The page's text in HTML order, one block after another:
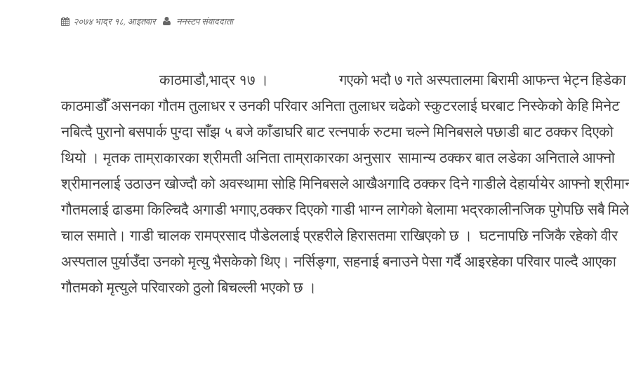
२०७४ भाद्र १८, आइतवार ननस्टप संवाददाता
काठमाडौ,भाद्र १७ । गएको भदौ ७ गते अस्पतालमा बिरामी आफन्त भेट्न हिडेका
काठमाडौँ असनका गौतम तुलाधर र उनकी परिवार अनिता तुलाधर चढेको स्कुटरलाई घरबाट निस्केको केहि मिनेट
नबित्दै पुरानो बसपार्क पुग्दा साँझ ५ बजे काँडाघरि बाट रत्नपार्क रुटमा चल्ने मिनिबसले पछाडी बाट ठक्कर दिएको
थियो । मृतक ताम्राकारका श्रीमती अनिता ताम्राकारका अनुसार सामान्य ठक्कर बात लडेका अनिताले आफ्नो
श्रीमानलाई उठाउन खोज्दाै को अवस्थामा सोहि मिनिबसले आखैअगादि ठक्कर दिने गाडीले देहार्यायेर आफ्नो
गौतमलाई ढाडमा किल्चिदै अगाडी भगाए,ठक्कर दिएको गाडी भाग्न लागेको बेलामा भद्रकालीनजिक पुगेपछि सबै
चाल समाते। गाडी चालक रामप्रसाद पौडेललाई प्रहरीले हिरासतमा राखिएको छ । घटनापछि नजिकै रहेको वीर
अस्पताल पुर्याउँदा उनको मृत्यु भैसकेको थिए। नर्सिङ्गा, सहनाई बनाउने पेसा गर्दै आइरहेका परिवार पाल्दै आएका
गौतमको मृत्युले परिवारको ठुलो बिचल्ली भएको छ ।